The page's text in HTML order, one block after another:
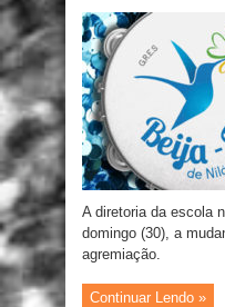
A diretoria da escola
domingo (30), a
agremiação.
Continuar Lendo »